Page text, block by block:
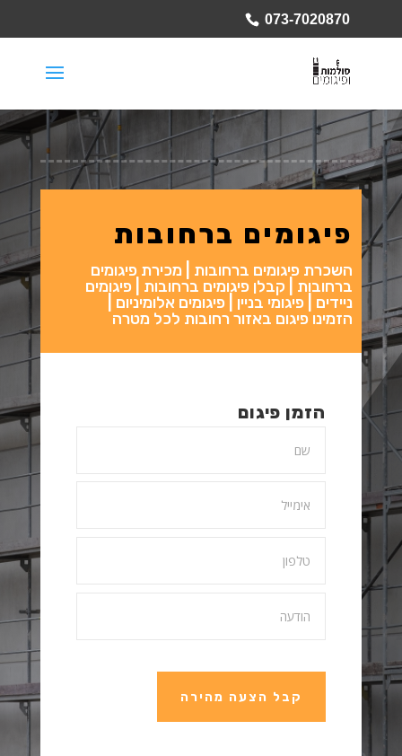
073-7020870
פיגומים ברחובות
השכרת פיגומים ברחובות | מכירת פיגומים
ברחובות | קבלן פיגומים ברחובות | פיגומים
ניידים | פיגומי בניין | פיגומים אלומיניום |
הזמינו פיגום באזור רחובות לכל מטרה
הזמן פיגום
קבל הצעה מהירה